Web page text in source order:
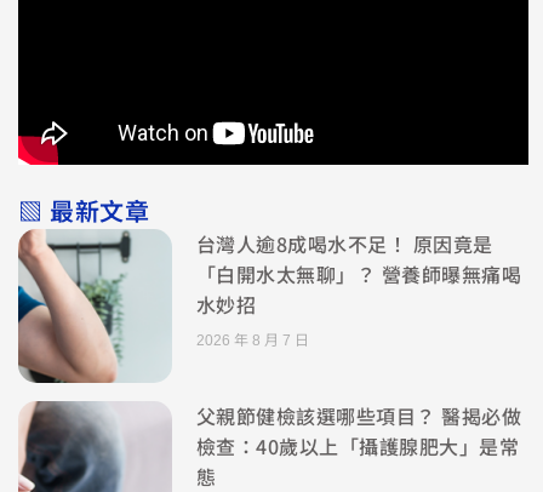
▧ 最新文章
台灣人逾8成喝水不足！ 原因竟是
「白開水太無聊」？ 營養師曝無痛喝
水妙招
2026 年 8 月 7 日
父親節健檢該選哪些項目？ 醫揭必做
檢查：40歲以上「攝護腺肥大」是常
態